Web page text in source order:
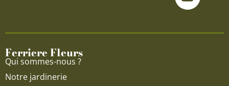
o g
u
b
Ferriere Fleurs
Qui sommes-nous ?
Notre jardinerie